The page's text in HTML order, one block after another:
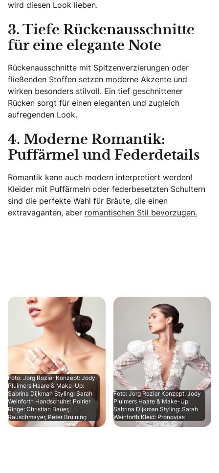
wird diesen Look lieben.
3. Tiefe Rückenausschnitte
für eine elegante Note
Rückenausschnitte mit Spitzenverzierungen oder
fließenden Stoffen setzen moderne Akzente und
wirken besonders stilvoll. Ein tief geschnittener
Rücken sorgt für einen eleganten und zugleich
aufregenden Look.
4. Moderne Romantik:
Puffärmel und Federdetails
Romantik kann auch modern interpretiert werden!
Kleider mit Puffärmeln oder federbesetzten Schultern
sind die perfekte Wahl für Bräute, die einen
extravaganten, aber romantischen Stil bevorzugen.
Foto: Jorg Rozier Konzept: Jody
Pluimers Haare & Make-Up:
Sabrina Dijkman Styling: Sarah
Weinforth Handschuhe: Poirier
Ringe: Christian Bauer,
Rauschmayer, Peter Bruining
Foto: Jorg Rozier Konzept: Jody
Pluimers Haare & Make-Up:
Sabrina Dijkman Styling: Sarah
Weinforth Kleid: Pronovias